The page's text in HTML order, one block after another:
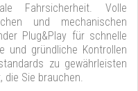
Fahrsicherheit. Volle
und mechanischen
Plug&Play für schnelle
und gründliche Kontrollen
zu gewährleisten
die Sie brauchen.